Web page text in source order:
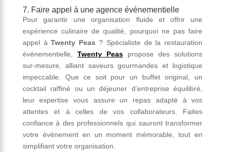
7. Faire appel à une agence événementielle
Pour garantir une organisation fluide et offrir une
expérience culinaire de qualité, pourquoi ne pas faire
appel àTwenty Peas ? Spécialiste de la restauration
événementielle, Twenty Peaspropose des solutions
sur-mesure, alliant saveurs gourmandes et logistique
impeccable. Que ce soit pour un buffet original, un
cocktail raffiné ou un déjeuner d’entreprise équilibré,
leur expertise vous assure un repas adapté à vos
attentes et à celles de vos collaborateurs. Faites
confiance à des professionnels qui sauront transformer
votre événement en un moment mémorable, tout en
simplifiant votre organisation.